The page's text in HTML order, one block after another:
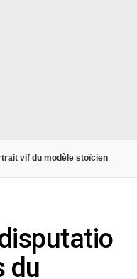
vif du modèle stoïcien
du